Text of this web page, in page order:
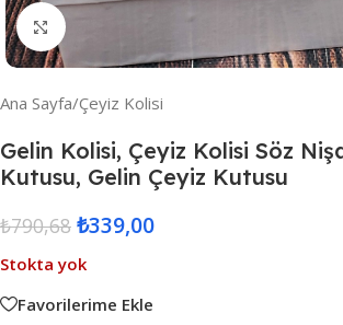
Resmi Büyüt
Ana Sayfa/Çeyiz Kolisi
Gelin Kolisi, Çeyiz Kolisi Söz
Kutusu, Gelin Çeyiz Kutusu
₺790,68 ₺339,00
Stokta yok
Favorilerime Ekle